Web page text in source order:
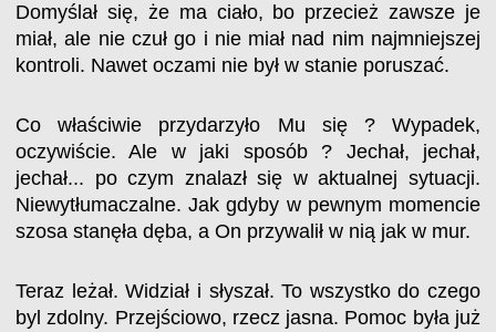
Domyślał się, że ma ciało, bo przecież zawsze je
miał, ale nie czuł go i nie miał nad nim najmniejszej
kontroli. Nawet oczami nie był w stanie poruszać.
Co właściwie przydarzyło Mu się ? Wypadek,
oczywiście. Ale w jaki sposób ? Jechał, jechał,
jechał... po czym znalazł się w aktualnej sytuacji.
Niewytłumaczalne. Jak gdyby w pewnym momencie
szosa stanęła dęba, a On przywalił w nią jak w mur.
Teraz leżał. Widział i słyszał. To wszystko do czego
byl zdolny. Przejściowo, rzecz jasna. Pomoc była już